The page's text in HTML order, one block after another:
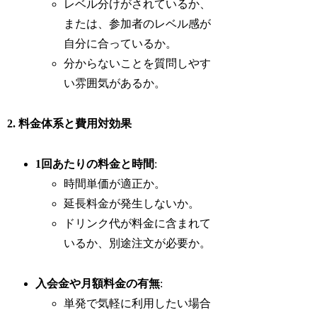
レベル分けがされているか、
または、参加者のレベル感が
自分に合っているか。
分からないことを質問しやす
い雰囲気があるか。
2. 料金体系と費用対効果
1回あたりの料金と時間:
時間単価が適正か。
延長料金が発生しないか。
ドリンク代が料金に含まれて
いるか、別途注文が必要か。
入会金や月額料金の有無:
単発で気軽に利用したい場合